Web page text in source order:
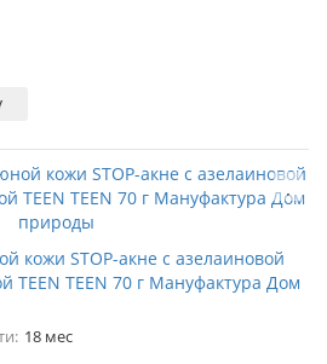
кожи STOP-акне с азелаиновой
TEEN TEEN 70 г Мануфактура Дом
18 мес